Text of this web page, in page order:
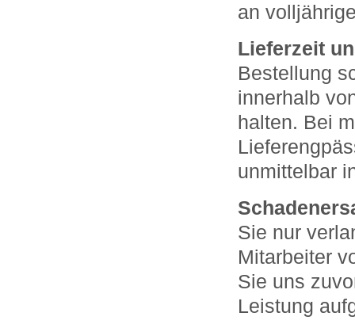
an
Lieferzeit
Bestellung
innerhalb
halten. Bei
unmittelbar
Sie nur
Mitarbeiter
Sie uns
Leistung